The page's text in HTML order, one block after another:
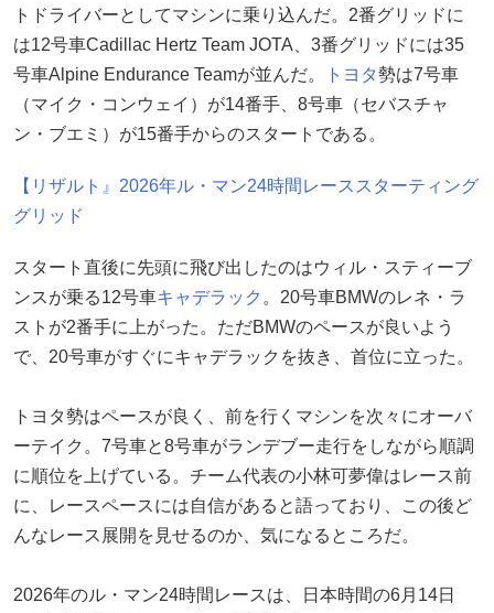
トドライバーとしてマシンに乗り込んだ。2番グリッドに
は12号車Cadillac Hertz Team JOTA、3番グリッドには35
号車Alpine Endurance Teamが並んだ。
トヨタ勢は7号車
（マイク・コンウェイ）が14番手、8号車（セバスチャ
ン・ブエミ）が15番手からのスタートである。
【リザルト』2026年ル・マン24時間レーススターティング
グリッド
スタート直後に先頭に飛び出したのはウィル・スティーブ
ンスが乗る12号車キャデラック 。20号車BMWのレネ・ラ
ストが2番手に上がった。ただBMWのペースが良いよう
で、20号車がすぐにキャデラックを抜き、首位に立った。
トヨタ勢はペースが良く、前を行くマシンを次々にオーバ
ーテイク。7号車と8号車がランデブー走行をしながら順調
に順位を上げている。チーム代表の小林可夢偉はレース前
に、レースペースには自信があると語っており、この後ど
んなレース展開を見せるのか、気になるところだ。
2026年のル・マン24時間レースは、日本時間の6月14日